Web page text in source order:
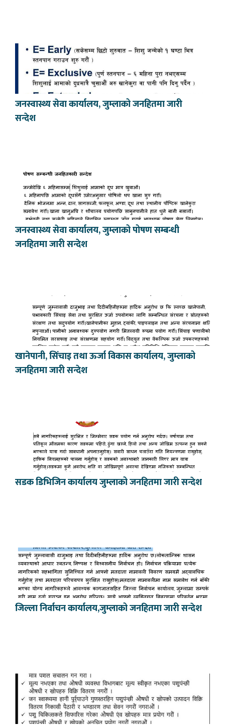
जनस्वास्थ्य सेवा कार्यालय, जुम्लाको जनहितमा जारी
सन्देश
जनस्वास्थ्य सेवा कार्यालय, जुम्लाको पोषण सम्बन्धी
जनहितमा जारी सन्देश
खानेपानी, सिंचाइ तथा ऊर्जा विकास कार्यालय, जुम्लाको
जनहितमा जारी सन्देश
सडक डिभिजिन कार्यालय जुम्लाको जनहितमा जारी सन्देश
जिल्ला निर्वाचन कार्यालय,जुम्लाको जनहितमा जारी सन्देश